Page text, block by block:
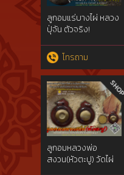
ลูกอมแร่บางไผ่ หลวง
ปุ่จัน ตัวจริง!
โทรถาม
ลูกอมหลวงพ่อ
สงวน(หัวตะปู) วัดไผ่